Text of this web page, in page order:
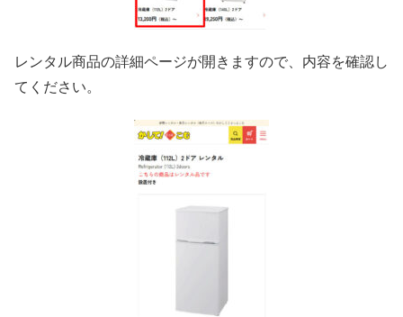
レンタル商品の詳細ページが開きますので、内容を確認し
てください。